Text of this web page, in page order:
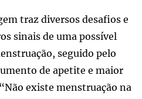
traz diversos desafios e
sinais de uma possível
seguido pelo
de apetite e maior
existe menstruação na